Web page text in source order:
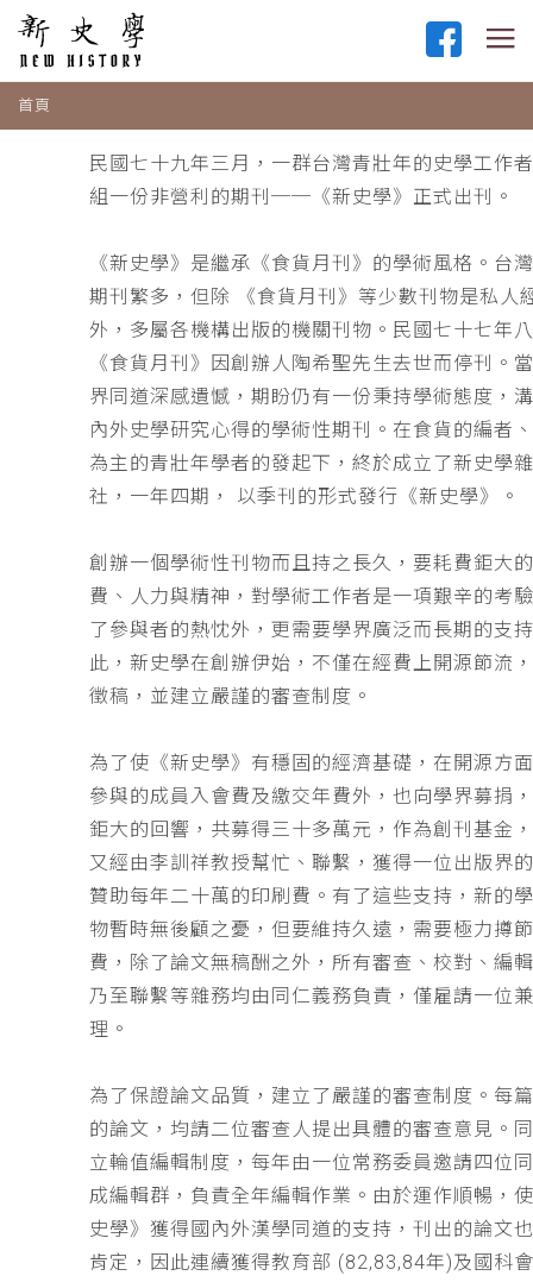
首頁
民國七十九年三月，一群台灣青壯年的史學工作
組一份非營利的期刊──《新史學》正式出刊。
《新史學》是繼承《食貨月刊》的學術風格。台
期刊繁多，但除 《食貨月刊》等少數刊物是私人
外，多屬各機構出版的機關刊物。民國七十七年
《食貨月刊》因創辦人陶希聖先生去世而停刊。
界同道深感遺憾，期盼仍有一份秉持學術態度，
內外史學研究心得的學術性期刊。在食貨的編者
為主的青壯年學者的發起下，終於成立了新史學
社，一年四期， 以季刊的形式發行《新史學》。
創辦一個學術性刊物而且持之長久，要耗費鉅大
費、人力與精神，對學術工作者是一項艱辛的考
了參與者的熱忱外，更需要學界廣泛而長期的支
此，新史學在創辦伊始，不僅在經費上開源節流
徵稿，並建立嚴謹的審查制度。
為了使《新史學》有穩固的經濟基礎，在開源方
參與的成員入會費及繳交年費外，也向學界募捐
鉅大的回響，共募得三十多萬元，作為創刊基金
又經由李訓祥教授幫忙、聯繫，獲得一位出版界
贊助每年二十萬的印刷費。有了這些支持，新的
物暫時無後顧之憂，但要維持久遠，需要極力撙
費，除了論文無稿酬之外，所有審查、校對、編
乃至聯繫等雜務均由同仁義務負責，僅雇請一位
理。
為了保證論文品質，建立了嚴謹的審查制度。每
的論文，均請二位審查人提出具體的審查意見。
立輪值編輯制度，每年由一位常務委員邀請四位
成編輯群，負責全年編輯作業。由於運作順暢，
史學》獲得國內外漢學同道的支持，刊出的論文
肯定，因此連續獲得教育部 (82,83,84年)及國科